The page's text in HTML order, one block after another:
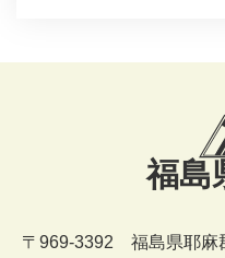
福島
〒969-3392 福島県耶麻